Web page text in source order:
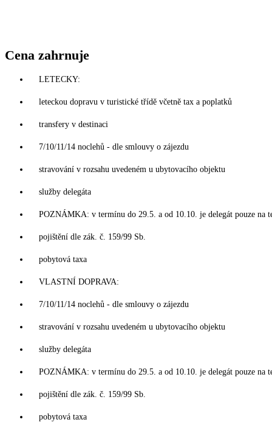
Cena zahrnuje
LETECKY:
leteckou dopravu v turistické třídě včetně tax a poplatků
transfery v destinaci
7/10/11/14 noclehů - dle smlouvy o zájezdu
stravování v rozsahu uvedeném u ubytovacího objektu
služby delegáta
POZNÁMKA: v termínu do 29.5. a od 10.10. je delegát pouze na
pojištění dle zák. č. 159/99 Sb.
pobytová taxa
VLASTNÍ DOPRAVA:
7/10/11/14 noclehů - dle smlouvy o zájezdu
stravování v rozsahu uvedeném u ubytovacího objektu
služby delegáta
POZNÁMKA: v termínu do 29.5. a od 10.10. je delegát pouze na
pojištění dle zák. č. 159/99 Sb.
pobytová taxa